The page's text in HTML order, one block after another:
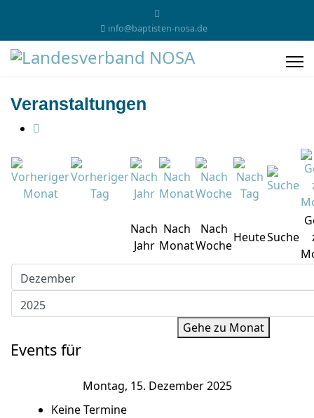
info@baptisten-nosa.de
Veranstaltungen
Nach
Jahr
Nach
Monat
Nach
Woche
HeuteSuche
Gehe zu Monat
Events für
Montag, 15. Dezember 2025
Keine Termine